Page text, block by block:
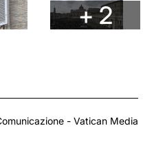
+ 2
- Vatican Media